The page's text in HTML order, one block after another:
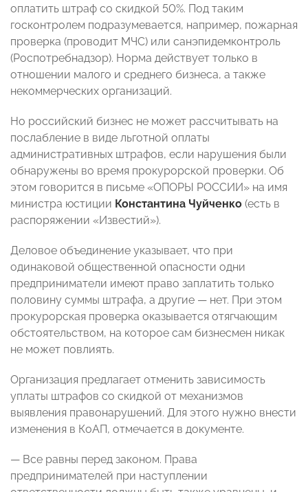
оплатить штраф со скидкой 50%. Под таким
госконтролем подразумевается, например, пожарная
проверка (проводит МЧС) или санэпидемконтроль
(Роспотребнадзор). Норма действует только в
отношении малого и среднего бизнеса, а также
некоммерческих организаций.
Но российский бизнес не может рассчитывать на
послабление в виде льготной оплаты
административных штрафов, если нарушения были
обнаружены во время прокурорской проверки. Об
этом говорится в письме «ОПОРЫ РОССИИ» на имя
министра юстиции Константина Чуйченко (есть в
распоряжении «Известий»).
Деловое объединение указывает, что при
одинаковой общественной опасности одни
предприниматели имеют право заплатить только
половину суммы штрафа, а другие — нет. При этом
прокурорская проверка оказывается отягчающим
обстоятельством, на которое сам бизнесмен никак
не может повлиять.
Организация предлагает отменить зависимость
уплаты штрафов со скидкой от механизмов
выявления правонарушений. Для этого нужно внести
изменения в КоАП, отмечается в документе.
— Все равны перед законом. Права
предпринимателей при наступлении